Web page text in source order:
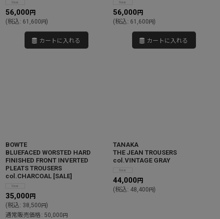
56,000 円
(税込: 61,600円)
カートに入れる
56,000 円
(税込: 61,600円)
カートに入れる
BOWTE
BLUEFACED WORSTED HARD
FINISHED FRONT INVERTED
PLEATS TROUSERS
col.CHARCOAL [SALE]
35,000 円
(税込: 38,500円)
通常販売価格 : 50,000円
TANAKA
THE JEAN TROUSERS
col.VINTAGE GRAY
44,000 円
(税込: 48,400円)